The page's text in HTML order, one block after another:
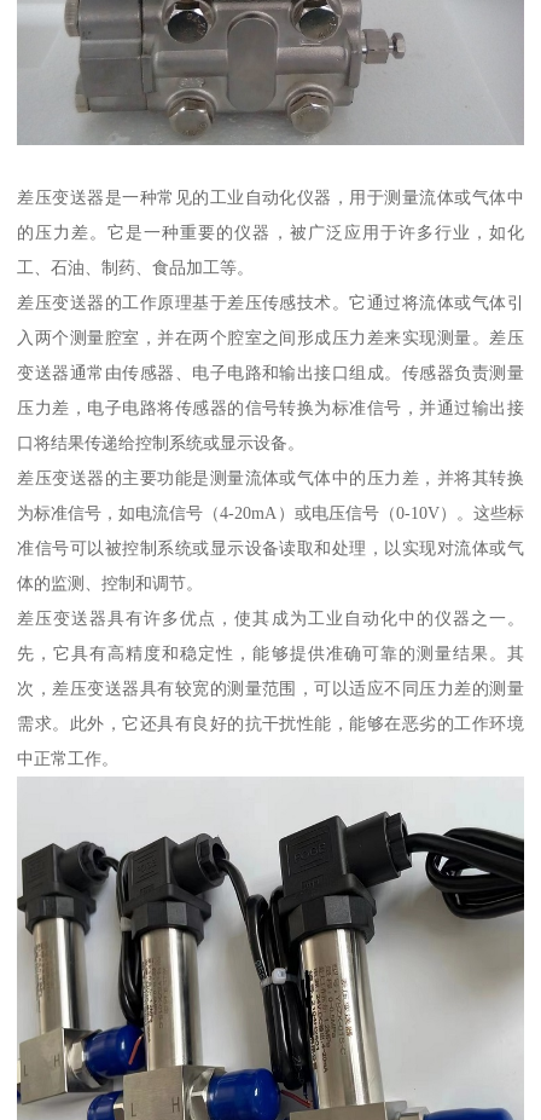
差压变送器是一种常见的工业自动化仪器，用于测量流体或气体中
的压力差。它是一种重要的仪器，被广泛应用于许多行业，如化
工、石油、制药、食品加工等。
差压变送器的工作原理基于差压传感技术。它通过将流体或气体引
入两个测量腔室，并在两个腔室之间形成压力差来实现测量。差压
变送器通常由传感器、电子电路和输出接口组成。传感器负责测量
压力差，电子电路将传感器的信号转换为标准信号，并通过输出接
口将结果传递给控制系统或显示设备。
差压变送器的主要功能是测量流体或气体中的压力差，并将其转换
为标准信号，如电流信号（4-20mA）或电压信号（0-10V）。这些标
准信号可以被控制系统或显示设备读取和处理，以实现对流体或气
体的监测、控制和调节。
差压变送器具有许多优点，使其成为工业自动化中的仪器之一。
先，它具有高精度和稳定性，能够提供准确可靠的测量结果。其
次，差压变送器具有较宽的测量范围，可以适应不同压力差的测量
需求。此外，它还具有良好的抗干扰性能，能够在恶劣的工作环境
中正常工作。